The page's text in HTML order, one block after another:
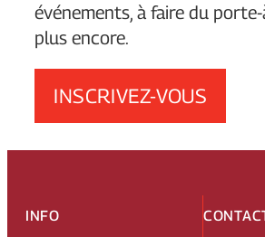
événements, à faire du
plus encore.
INSCRIVEZ-VOUS
INFO